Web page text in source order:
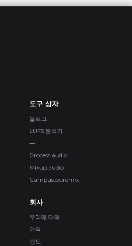
도구 상자
블로그
LUFS 분석기
—
Process.audio
Mixup.audio
Campus.puremix
회사
우리에 대해
가격
멘토